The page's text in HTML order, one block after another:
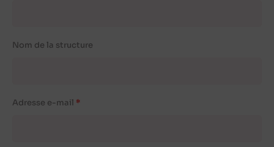
Nom de la structure
Adresse e-mail